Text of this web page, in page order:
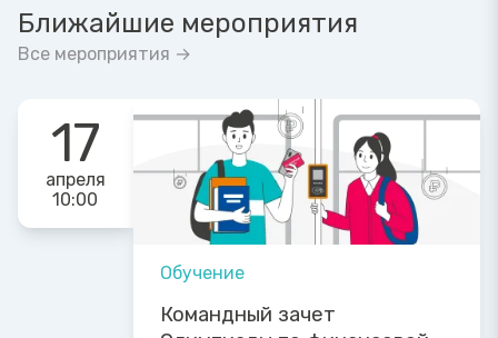
Ближайшие мероприятия
Все мероприятия →
17
апреля
10:00
Обучение
Командный зачет